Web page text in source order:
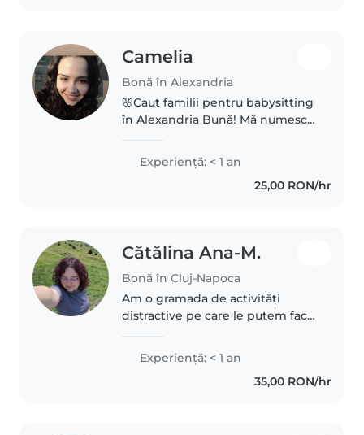
Camelia
Bonă în Alexandria
🌸Caut familii pentru babysitting
în Alexandria Bună! Mă numesc
babysitting în Alexandria. Sunt o
persoană calmă, responsabilă și
Experienţă: < 1 an
25,00 RON/hr
Cătălina Ana-M.
Bonă în Cluj-Napoca
Am o gramada de activități
distractive pe care le putem face
experienta cu cei mici, așa că
abia aștept să stau cu ei! Sunt
Experienţă: < 1 an
35,00 RON/hr